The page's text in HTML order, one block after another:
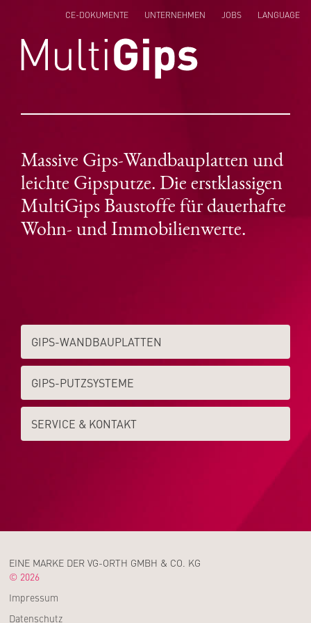
CE-DOKUMENTE UNTERNEHMEN JOBS
LANGUAGE
Massive Gips-Wandbauplatten und
leichte Gipsputze. Die erstklassigen
MultiGips Baustoffe für dauerhafte
Wohn- und Immobilienwerte.
GIPS-WAND­­BAUPLATTEN
GIPS-PUTZSYSTEME
SERVICE & KONTAKT
EINE MARKE DER VG-ORTH GMBH & CO. KG
© 2026
Impressum
Datenschutz